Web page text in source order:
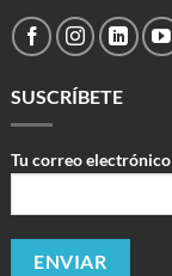
SUSCRÍBETE
Tu correo electrónico